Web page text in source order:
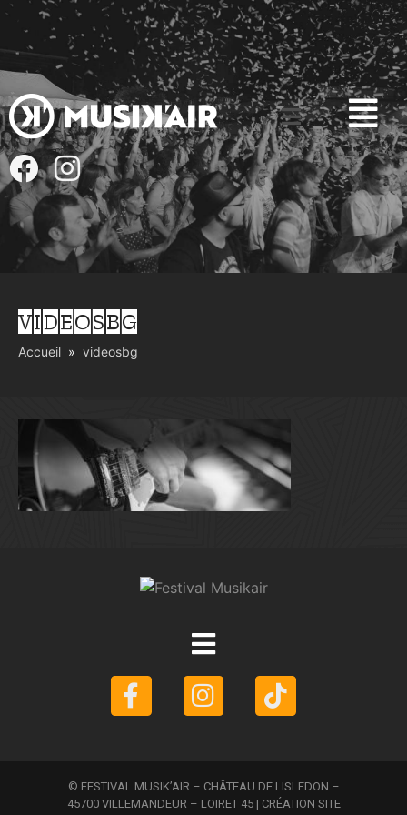
VIDEOSBG
Accueil videosbg
© FESTIVAL MUSIK’AIR – CHÂTEAU DE LISLEDON –
45700 VILLEMANDEUR – LOIRET 45 | CRÉATION SITE